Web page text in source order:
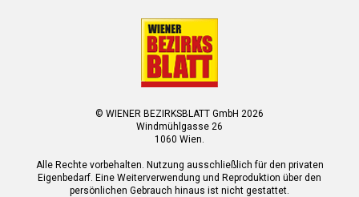
© WIENER BEZIRKSBLATT GmbH 2026
Windmühlgasse 26
1060 Wien.
Alle Rechte vorbehalten. Nutzung ausschließlich für den privaten
Eigenbedarf. Eine Weiterverwendung und Reproduktion über den
persönlichen Gebrauch hinaus ist nicht gestattet.